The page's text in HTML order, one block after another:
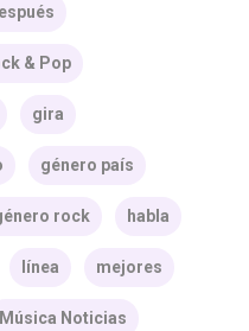
& Pop
gira
género país
rock habla
línea mejores
Música Noticias